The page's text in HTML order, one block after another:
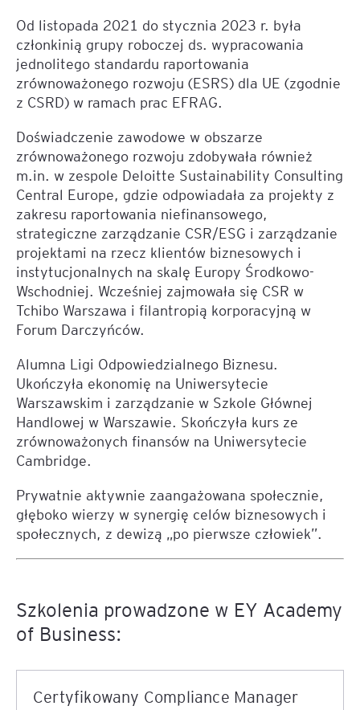
Od listopada 2021 do stycznia 2023 r. była
członkinią grupy roboczej ds. wypracowania
jednolitego standardu raportowania
zrównoważonego rozwoju (ESRS) dla UE (zgodnie
z CSRD) w ramach prac EFRAG.
Doświadczenie zawodowe w obszarze
zrównoważonego rozwoju zdobywała również
m.in. w zespole Deloitte Sustainability Consulting
Central Europe, gdzie odpowiadała za projekty z
zakresu raportowania niefinansowego,
strategiczne zarządzanie CSR/ESG i zarządzanie
projektami na rzecz klientów biznesowych i
instytucjonalnych na skalę Europy Środkowo-
Wschodniej. Wcześniej zajmowała się CSR w
Tchibo Warszawa i filantropią korporacyjną w
Forum Darczyńców.
Alumna Ligi Odpowiedzialnego Biznesu.
Ukończyła ekonomię na Uniwersytecie
Warszawskim i zarządzanie w Szkole Głównej
Handlowej w Warszawie. Skończyła kurs ze
zrównoważonych finansów na Uniwersytecie
Cambridge.
Prywatnie aktywnie zaangażowana społecznie,
głęboko wierzy w synergię celów biznesowych i
społecznych, z dewizą „po pierwsze człowiek”.
Szkolenia prowadzone w EY Academy
of Business:
Certyfikowany Compliance Manager